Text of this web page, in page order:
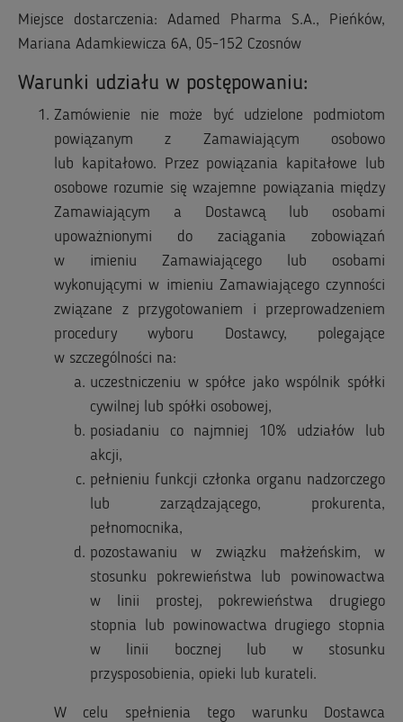
Miejsce dostarczenia: Adamed Pharma S.A., Pieńków,
Mariana Adamkiewicza 6A, 05-152 Czosnów
Warunki udziału w postępowaniu:
Zamówienie nie może być udzielone podmiotom
powiązanym z Zamawiającym osobowo
lub kapitałowo. Przez powiązania kapitałowe lub
osobowe rozumie się wzajemne powiązania między
Zamawiającym a Dostawcą lub osobami
upoważnionymi do zaciągania zobowiązań
w imieniu Zamawiającego lub osobami
wykonującymi w imieniu Zamawiającego czynności
związane z przygotowaniem i przeprowadzeniem
procedury wyboru Dostawcy, polegające
w szczególności na:
uczestniczeniu w spółce jako wspólnik spółki
cywilnej lub spółki osobowej,
posiadaniu co najmniej 10% udziałów lub
akcji,
pełnieniu funkcji członka organu nadzorczego
lub zarządzającego, prokurenta,
pełnomocnika,
pozostawaniu w związku małżeńskim, w
stosunku pokrewieństwa lub powinowactwa
w linii prostej, pokrewieństwa drugiego
stopnia lub powinowactwa drugiego stopnia
w linii bocznej lub w stosunku
przysposobienia, opieki lub kurateli.
​W celu spełnienia tego warunku Dostawca